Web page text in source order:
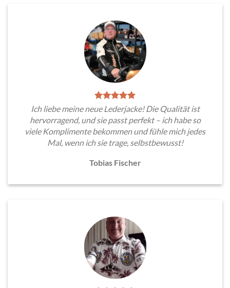
Ich liebe meine neue Lederjacke! Die Qualität ist
hervorragend, und sie passt perfekt – ich habe so
viele Komplimente bekommen und fühle mich jedes
Mal, wenn ich sie trage, selbstbewusst!
Tobias Fischer